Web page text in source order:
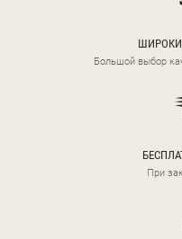
Большой выбор
При